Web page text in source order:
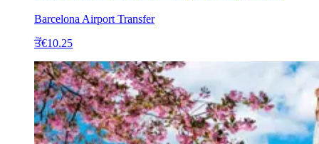
Barcelona Airport Transfer
ਤੋਂ€10.25